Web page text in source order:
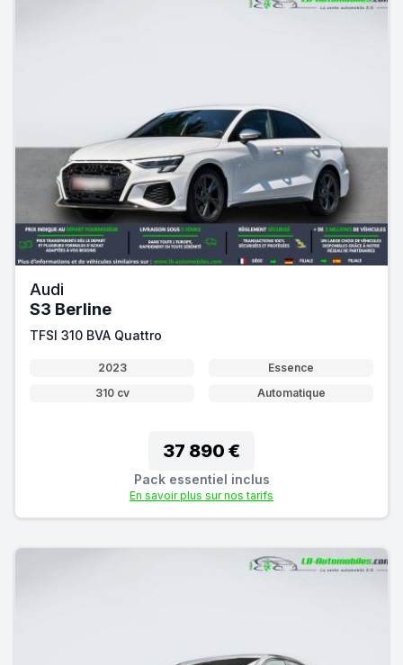
Audi
S3 Berline
TFSI 310 BVA Quattro
2023
Essence
310 cv
Automatique
37 890 €
Pack essentiel inclus
En savoir plus sur nos tarifs